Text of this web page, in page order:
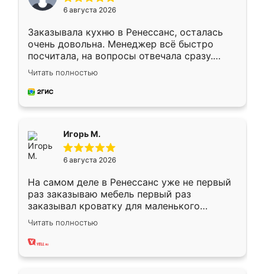
6 августа 2026
Заказывала кухню в Ренессанс, осталась
очень довольна. Менеджер всё быстро
посчитала, на вопросы отвечала сразу.
Замерщик приехал в субботу, подошёл к
делу со всей ответственностью. Собрали
за день, ребята работали аккуратно, даже
Читать полностью
Игорь М.
6 августа 2026
На самом деле в Ренессанс уже не первый
раз заказываю мебель первый раз
заказывал кроватку для маленького
ребёнка при его рождении ,во второй раз
заказал шкаф-купе. По качеству очень
хорошее сборка достаточно быстрая,
Читать полностью